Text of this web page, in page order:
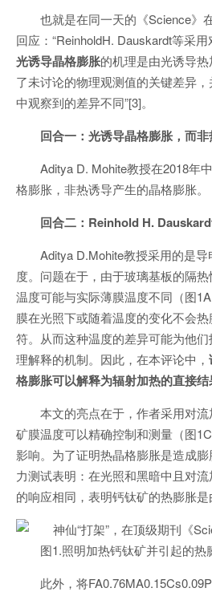
也就是在同一天的《Science》
回应：“ReinholdH. Dauskardt等采
光诱导晶格膨胀的机理是由光诱导
了未讨论的物理观测值的关键差异
中观察到的差异不同”[3]。
回合一：光诱导晶格膨胀，而
Aditya D. Mohite教授在2018年
格膨胀，非热诱导产生的晶格膨胀。
回合二：Reinhold H.
Aditya D.Mohite教授采用的是
度。问题在于，由于玻璃基板的隔
温度可能与实际薄膜温度不同（图
膜在光照下或随着温度的变化不会
符。从而这种温度的差异可能为他
理解释的机制。因此，在本评论中，
格膨胀可以解释为辐射加热的直接结
本文的亮点在于，作者采用对
矿膜温度可以精确控制和测量（图
影响。为了证明热晶格膨胀是造成
力测试表明：在光照和黑暗中且对
的响应相同，表明钙钛矿的热膨胀是
图1.照明加热钙钛矿并引起的热
此外，将